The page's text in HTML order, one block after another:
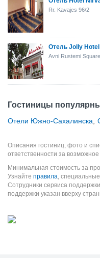
Rr. Kavajes 96/2
Отель Jolly Hotel
Avni Rustemi Square
Гостиницы
Отели Южно-Сахалинска
Описания гостиниц, фото и
ответственности за
Минимальная стоимость за
Узнайте правила,
Сотрудники сервиса
поддержки указан вверху